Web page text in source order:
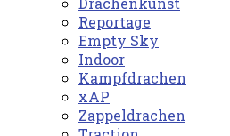
Reportage
Empty Sky
Indoor
Kampfdrachen
xAP
Zappeldrachen